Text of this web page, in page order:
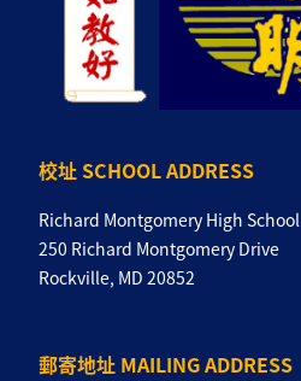
校址 SCHOOL ADDRESS
Richard Montgomery High School
250 Richard Montgomery Drive
Rockville, MD 20852
郵寄地址 MAILING ADDRESS